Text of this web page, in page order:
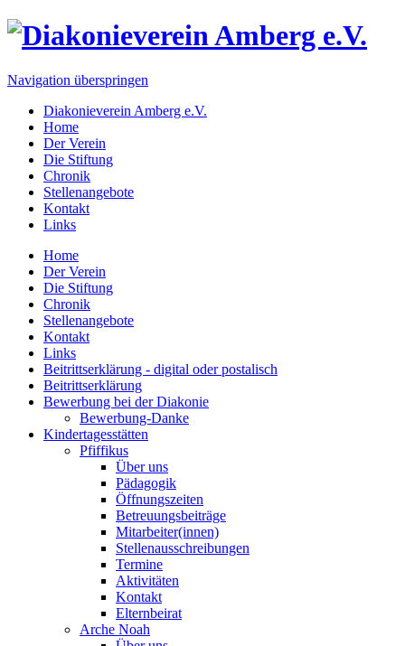
Navigation überspringen
Diakonieverein Amberg e.V.
Home
Der Verein
Die Stiftung
Chronik
Stellenangebote
Kontakt
Links
Home
Der Verein
Die Stiftung
Chronik
Stellenangebote
Kontakt
Links
Beitrittserklärung - digital oder postalisch
Beitrittserklärung
Bewerbung bei der Diakonie
Bewerbung-Danke
Kindertagesstätten
Pfiffikus
Über uns
Pädagogik
Öffnungszeiten
Betreuungsbeiträge
Mitarbeiter(innen)
Stellenausschreibungen
Termine
Aktivitäten
Kontakt
Elternbeirat
Arche Noah